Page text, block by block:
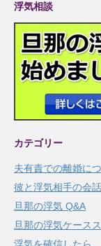
浮気相談
カテゴリー
夫有責での離婚に
彼と浮気相手の会
旦那の浮気 Q&A
旦那の浮気ケース